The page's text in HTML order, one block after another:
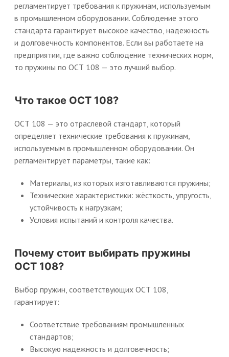
регламентирует требования к пружинам, используемым
в промышленном оборудовании. Соблюдение этого
стандарта гарантирует высокое качество, надежность
и долговечность компонентов. Если вы работаете на
предприятии, где важно соблюдение технических норм,
то пружины по ОСТ 108 — это лучший выбор.
Что такое ОСТ 108?
ОСТ 108 — это отраслевой стандарт, который
определяет технические требования к пружинам,
используемым в промышленном оборудовании. Он
регламентирует параметры, такие как:
Материалы, из которых изготавливаются пружины;
Технические характеристики: жёсткость, упругость,
устойчивость к нагрузкам;
Условия испытаний и контроля качества.
Почему стоит выбирать пружины
ОСТ 108?
Выбор пружин, соответствующих ОСТ 108,
гарантирует:
Соответствие требованиям промышленных
стандартов;
Высокую надежность и долговечность;